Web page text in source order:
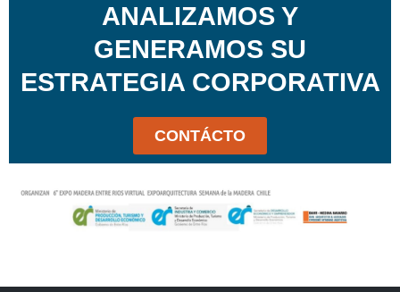
ANALIZAMOS Y
GENERAMOS SU
ESTRATEGIA CORPORATIVA
CONTÁCTO